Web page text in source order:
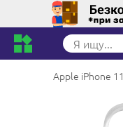
Apple iPhone 11